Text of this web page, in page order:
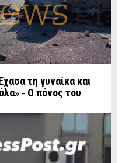
τη γυναίκα και
‑ Ο πόνος του